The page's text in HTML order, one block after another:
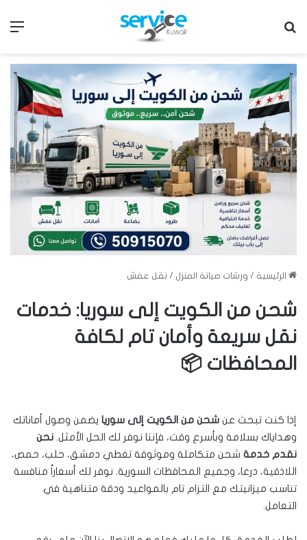
الرئيسية / ورشات صيانة المنزل / نقل عفش
شحن من الكويت إلى سوريا: خدمات
نقل سريعة وأمان تام لكافة
المحافظات 📦
إذا كنت تبحث عن شحن من الكويت إلى سوريا يضمن وصول أماناتك
وهداياك بسلامة وبأسرع وقت، فإننا نوفر لك الحل الأمثل. نحن
نقدم خدمة شحن متكاملة وموثوقة تغطي دمشق، حلب، حمص،
اللاذقية، درعا، وجميع المحافظات السورية. نوفر لك أسعاراً منافسة
تناسب ميزانيتك مع التزام تام بالمواعيد ودقة متناهية في
التعامل.